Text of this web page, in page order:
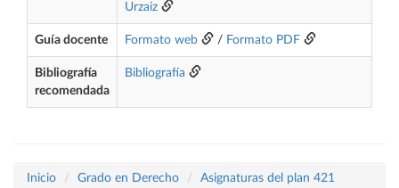
Urzaiz
Guía docente Formato web / Formato PDF
Bibliografía
recomendada
Bibliografía
Inicio Grado en Derecho
Asignaturas del plan 421